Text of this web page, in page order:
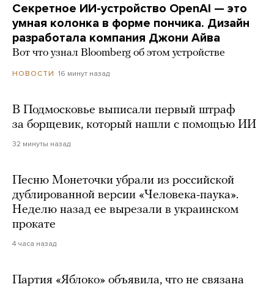
Секретное ИИ-устройство OpenAI — это
умная колонка в форме пончика. Дизайн
разработала компания Джони Айва
Вот что узнал Bloomberg об этом устройстве
НОВОСТИ 16 минут назад
В Подмосковье выписали первый штраф
за борщевик, который нашли с помощью ИИ
32 минуты назад
Песню Монеточки убрали из российской
дублированной версии «Человека-паука».
Неделю назад ее вырезали в украинском
прокате
4 часа назад
Партия «Яблоко» объявила, что не связана